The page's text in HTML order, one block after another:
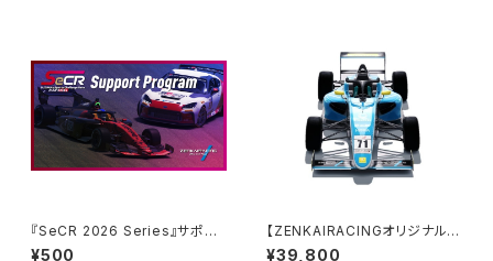
『SeCR 2026 Series』サポー
トプログラム（一口500円）
¥500
【ZENKAIRACINGオリジナル】
『MCZ4』 for Assettocorsa
¥39,800